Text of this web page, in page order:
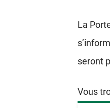
La
seront
Vous